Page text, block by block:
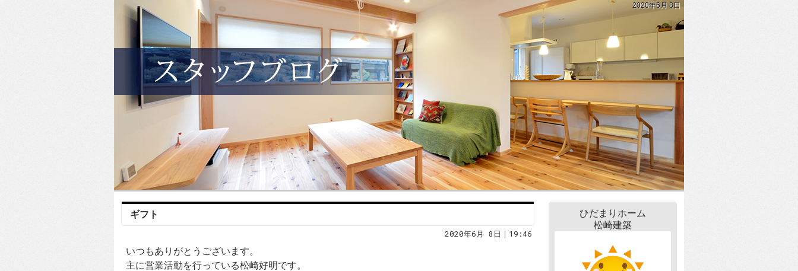
2020年6月 8日
ギフト
2020年6月 8日｜19:46
いつもありがとうございます。
主に営業活動を行っている松崎好明です。
ひだまりホーム
松崎建築